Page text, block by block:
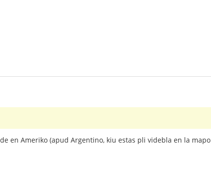
en Ameriko (apud Argentino, kiu estas pli videbla en la mapo